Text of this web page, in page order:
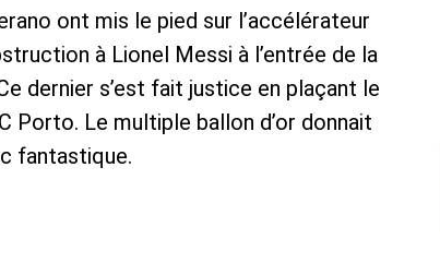
ont mis le pied sur l’accélérateur
à Lionel Messi à l’entrée de la
dernier s’est fait justice en plaçant le
Porto. Le multiple ballon d’or donnait
fantastique.